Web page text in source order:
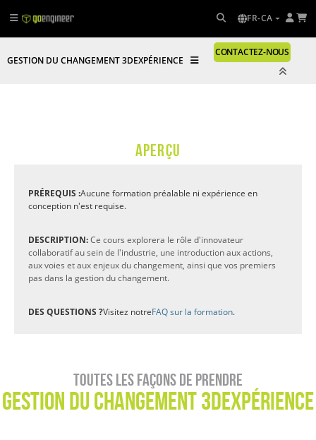
FR-CA
GESTION DU CHANGEMENT 3DEXPÉRIENCE
CONTACTEZ-NOUS
APERÇU
PRÉREQUIS :Aucune formation préalable ni expérience en
conception n'est requise.
DESCRIPTION:Ce cours explorera le rôle d'innovateur
collaboratif au sein de l'industrie, une introduction aux actions,
aux voies et aux enjeux du changement, ainsi que vos premiers
pas dans la gestion du changement.
DES QUESTIONS ?Visitez notreFAQ sur la formation.
Toutes les façons de prendre
Gestion du changement 3DEXPÉRIENCE